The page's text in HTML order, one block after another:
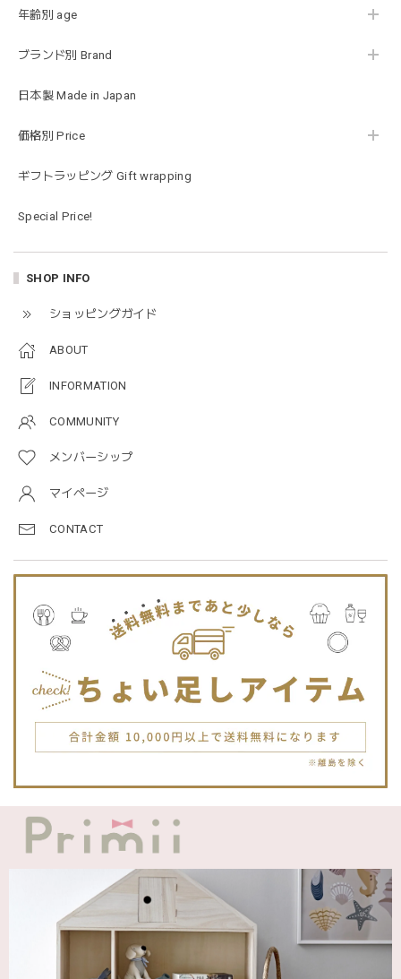
年齢別 age
ブランド別 Brand
日本製 Made in Japan
価格別 Price
ギフトラッピング Gift wrapping
Special Price!
SHOP INFO
ショッピングガイド
ABOUT
INFORMATION
COMMUNITY
メンバーシップ
マイページ
CONTACT